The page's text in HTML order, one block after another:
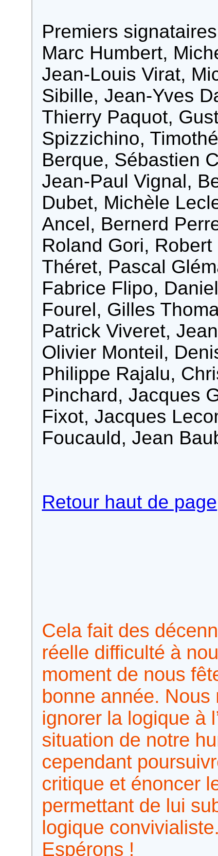
Premiers
Marc Humbert,
Jean-Louis Virat,
Sibille, Jean-Yves
Thierry Paquot,
Spizzichino,
Berque, Sébastien
Jean-Paul Vignal,
Dubet, Michèle
Ancel, Bernerd
Roland Gori,
Théret, Pascal
Fabrice Flipo,
Fourel, Gilles
Patrick Viveret,
Olivier Monteil,
Philippe Rajalu,
Pinchard, Jacques
Fixot, Jacques
Foucauld, Jean
Retour haut de page
Cela fait des
réelle difficulté à
moment de nous
bonne année.
ignorer la logique à
situation de notre
cependant
critique et énoncer
permettant de lui
logique
Espérons !